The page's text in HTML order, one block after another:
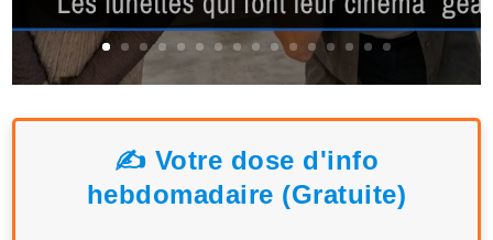
✍️ Votre dose d'info
hebdomadaire (Gratuite)